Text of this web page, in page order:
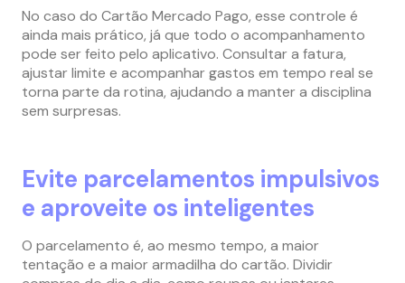
No caso do Cartão Mercado Pago, esse controle é
ainda mais prático, já que todo o acompanhamento
pode ser feito pelo aplicativo. Consultar a fatura,
ajustar limite e acompanhar gastos em tempo real se
torna parte da rotina, ajudando a manter a disciplina
sem surpresas.
Evite parcelamentos impulsivos
e aproveite os inteligentes
O parcelamento é, ao mesmo tempo, a maior
tentação e a maior armadilha do cartão. Dividir